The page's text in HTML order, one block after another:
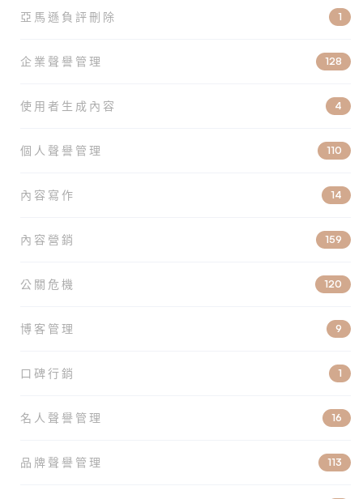
亞馬遜負評刪除 1
企業聲譽管理 128
使用者生成內容 4
個人聲譽管理 110
內容寫作 14
內容營銷 159
公關危機 120
博客管理 9
口碑行銷 1
名人聲譽管理 16
品牌聲譽管理 113